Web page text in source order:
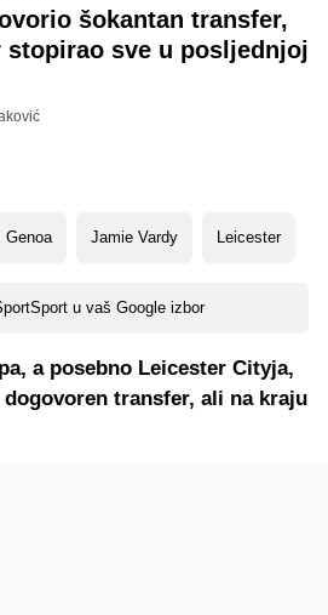
šokantan transfer,
stopirao sve u posljednjoj
Genoa Jamie Vardy Leicester
u vaš Google izbor
a posebno Leicester Cityja,
transfer, ali na kraju